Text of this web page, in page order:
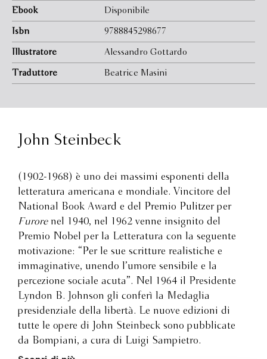
Ebook Disponibile
Isbn 9788845298677
Illustratore Alessandro Gottardo
Traduttore Beatrice Masini
John Steinbeck
(1902-1968) è uno dei massimi esponenti della
letteratura americana e mondiale. Vincitore del
National Book Award e del Premio Pulitzer per
Furorenel 1940, nel 1962 venne insignito del
Premio Nobel per la Letteratura con la seguente
motivazione: “Per le sue scritture realistiche e
immaginative, unendo l’umore sensibile e la
percezione sociale acuta”. Nel 1964 il Presidente
Lyndon B. Johnson gli conferì la Medaglia
presidenziale della libertà. Le nuove edizioni di
tutte le opere di John Steinbeck sono pubblicate
da Bompiani, a cura di Luigi Sampietro.